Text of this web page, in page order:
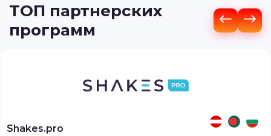
ТОП партнерских
программ
Shakes.pro